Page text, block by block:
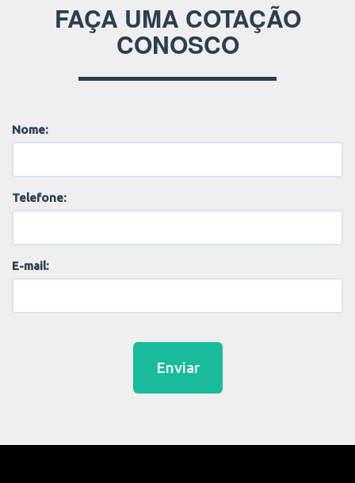
FAÇA UMA COTAÇÃO
CONOSCO
Nome:
Telefone:
E-mail:
Enviar